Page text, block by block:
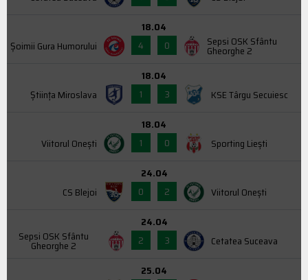
Şoimii Gura Humorului
18.04
4
0 Sepsi OSK Sfântu
Gheorghe 2
Știința Miroslava
18.04
1
3 KSE Târgu Secuiesc
Viitorul Onești
18.04
1
0 Sporting Liești
CS Blejoi
24.04
0
2 Viitorul Onești
Sepsi OSK Sfântu
Gheorghe 2
24.04
2
3 Cetatea Suceava
25.04